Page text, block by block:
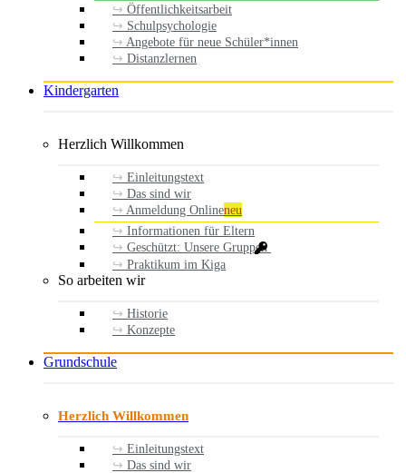
Öffentlichkeitsarbeit
Schulpsychologie
Angebote für neue Schüler*innen
Distanzlernen
Kindergarten
Herzlich Willkommen
Einleitungstext
Das sind wir
Anmeldung Onlineneu
Informationen für Eltern
Geschützt: Unsere Gruppen
Praktikum im Kiga
So arbeiten wir
Historie
Konzepte
Grundschule
Herzlich Willkommen
Einleitungstext
Das sind wir